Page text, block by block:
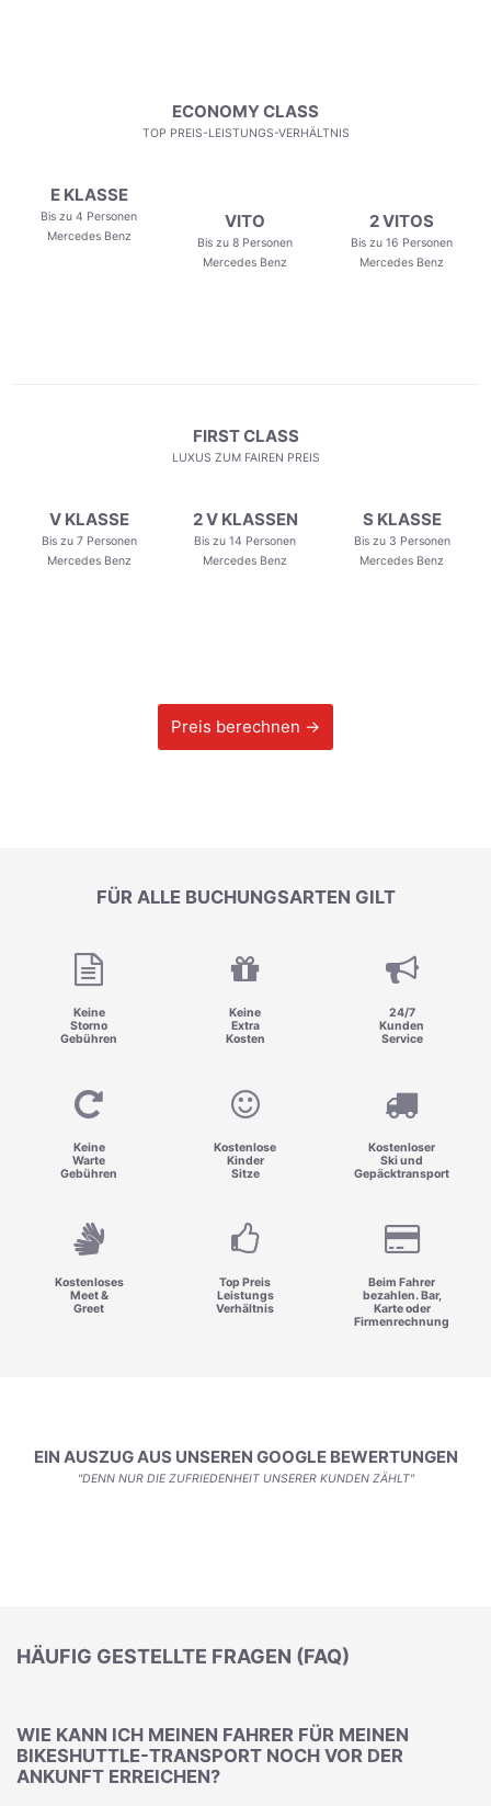
ECONOMY CLASS
TOP PREIS-LEISTUNGS-VERHÄLTNIS
E KLASSE
Bis zu 4 Personen
Mercedes Benz
VITO
Bis zu 8 Personen
Mercedes Benz
2 VITOS
Bis zu 16 Personen
Mercedes Benz
FIRST CLASS
LUXUS ZUM FAIREN PREIS
V KLASSE
Bis zu 7 Personen
Mercedes Benz
2 V KLASSEN
Bis zu 14 Personen
Mercedes Benz
S KLASSE
Bis zu 3 Personen
Mercedes Benz
Preis berechnen →
FÜR ALLE BUCHUNGSARTEN GILT
Keine
Storno
Gebühren
Keine
Extra
Kosten
24/7
Kunden
Service
Keine
Warte
Gebühren
Kostenlose
Kinder
Sitze
Kostenloser
Ski und
Gepäcktransport
Kostenloses
Meet &
Greet
Top Preis
Leistungs
Verhältnis
Beim Fahrer
bezahlen. Bar,
Karte oder
Firmenrechnung
EIN AUSZUG AUS UNSEREN GOOGLE BEWERTUNGEN
"DENN NUR DIE ZUFRIEDENHEIT UNSERER KUNDEN ZÄHLT"
HÄUFIG GESTELLTE FRAGEN (FAQ)
WIE KANN ICH MEINEN FAHRER FÜR MEINEN
BIKESHUTTLE-TRANSPORT NOCH VOR DER
ANKUNFT ERREICHEN?